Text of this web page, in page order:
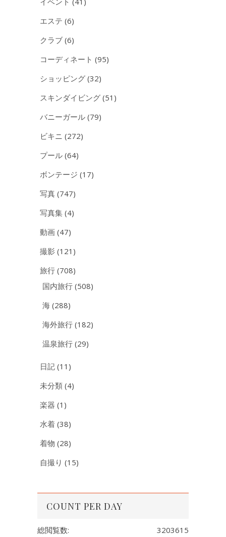
エステ (6)
クラブ (6)
コーディネート (95)
ショッピング (32)
スキンダイビング (51)
バニーガール (79)
ビキニ (272)
プール (64)
ボンテージ (17)
写真 (747)
写真集 (4)
動画 (47)
撮影 (121)
旅行 (708)
国内旅行 (508)
海 (288)
海外旅行 (182)
温泉旅行 (29)
日記 (11)
未分類 (4)
楽器 (1)
水着 (38)
着物 (28)
自撮り (15)
COUNT PER DAY
3203615
総閲覧数: